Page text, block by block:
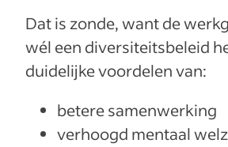
Dat is zonde, want de
wél een diversiteitsbeleid
duidelijke voordelen van:
betere samenwerking
verhoogd mentaal